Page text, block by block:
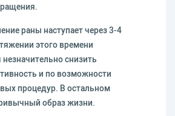
раны наступает через 3-4
этого времени
снизить
и по возможности
процедур. В остальном
образ жизни.